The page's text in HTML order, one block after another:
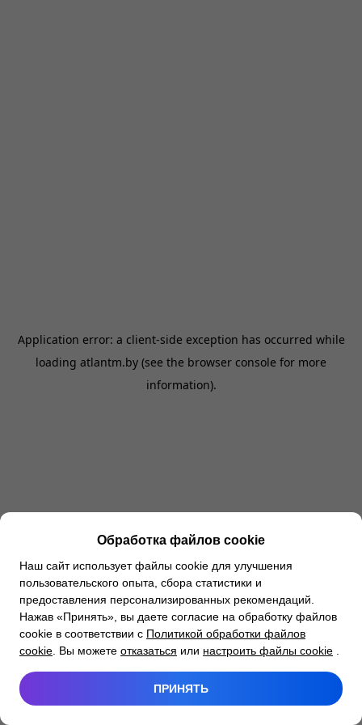
Application error: a client-side exception has occurred while
loading atlantm.by (see the browser console for more
information).
Обработка файлов cookie
Наш сайт использует файлы cookie для улучшения
пользовательского опыта, сбора статистики и
предоставления персонализированных рекомендаций.
Нажав «Принять», вы даете согласие на обработку файлов
cookie в соответствии с Политикой обработки файлов
cookie . Вы можете отказаться или настроить файлы cookie
ПРИНЯТЬ